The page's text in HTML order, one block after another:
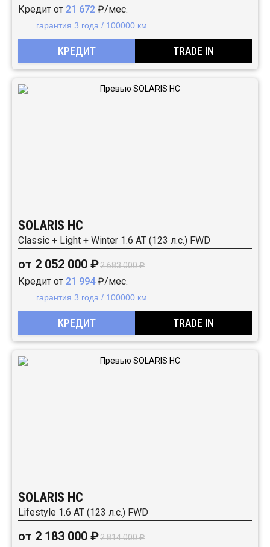
Кредит от 21 672 ₽/мес.
гарантия 3 года / 100000 км
КРЕДИТ TRADE IN
SOLARIS HC
Classic + Light + Winter 1.6 AT (123 л.с.) FWD
от 2 052 000 ₽2 683 000 ₽
Кредит от 21 994₽/мес.
гарантия 3 года / 100000 км
КРЕДИТ TRADE IN
SOLARIS HC
Lifestyle 1.6 AT (123 л.с.) FWD
от 2 183 000 ₽2 814 000 ₽